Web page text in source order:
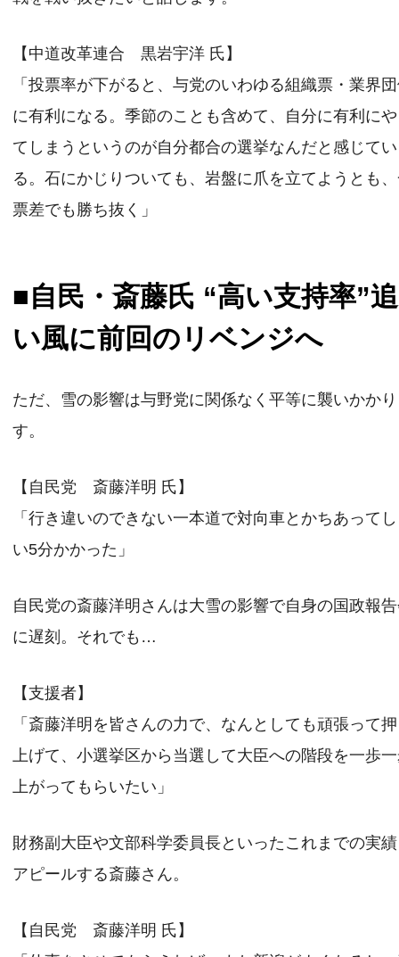
【中道改革連合 黒岩宇洋 氏】
「投票率が下がると、与党のいわゆる組織票・業界
に有利になる。季節のことも含めて、自分に有利に
てしまうというのが自分都合の選挙なんだと感じてい
る。石にかじりついても、岩盤に爪を立てようとも
票差でも勝ち抜く」
■自民・斎藤氏 “高い支持率”追
い風に前回のリベンジへ
ただ、雪の影響は与野党に関係なく平等に襲いかか
す。
【自民党 斎藤洋明 氏】
「行き違いのできない一本道で対向車とかちあって
い5分かかった」
自民党の斎藤洋明さんは大雪の影響で自身の国政報
に遅刻。それでも…
【支援者】
「斎藤洋明を皆さんの力で、なんとしても頑張って
上げて、小選挙区から当選して大臣への階段を一歩
上がってもらいたい」
財務副大臣や文部科学委員長といったこれまでの実
アピールする斎藤さん。
【自民党 斎藤洋明 氏】